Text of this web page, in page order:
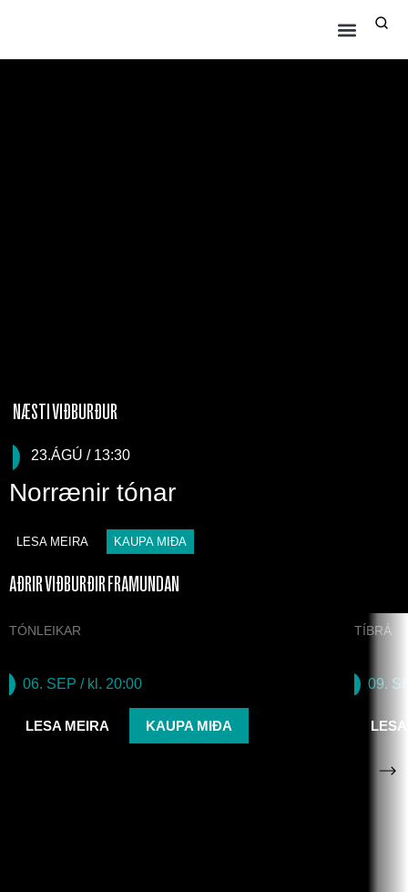
NÆSTI VIÐBURÐUR
23.ÁGÚ / 13:30
Norrænir tónar
LESA MEIRA KAUPA MIÐA
AÐRIR VIÐBURÐIR FRAMUNDAN
TÓNLEIKAR
06. SEP / kl. 20:00
LESA MEIRA KAUPA MIÐA
TÍBRÁ
09.